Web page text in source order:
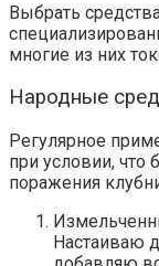
Выбрать
многие из них
Народные
Регулярное
при условии, что
поражения
Настаиваю